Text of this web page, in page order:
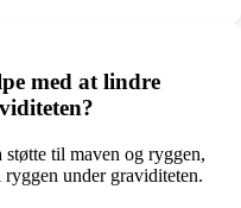
med at lindre
støtte til maven og ryggen,
under graviditeten.